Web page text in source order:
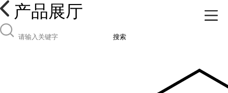
产品展厅
搜索